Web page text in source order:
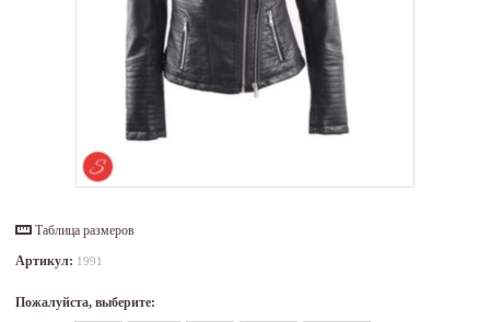
Таблица размеров
Артикул: 1991
Пожалуйста, выберите: